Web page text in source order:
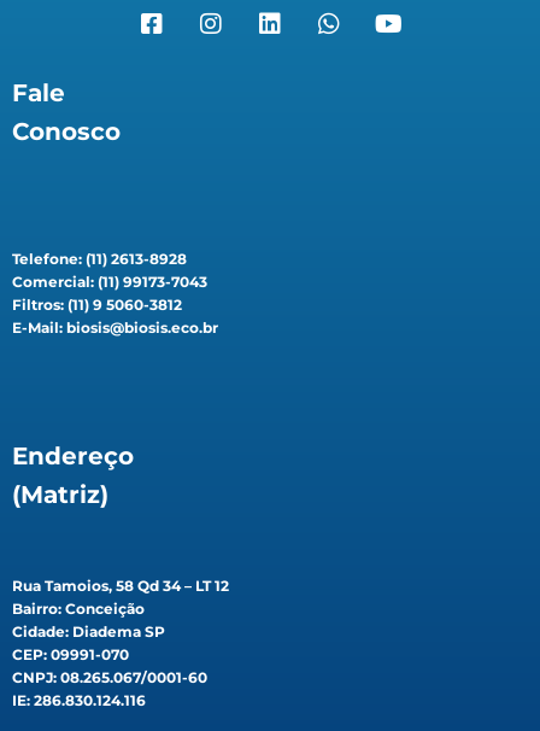
Fale
Conosco
Telefone: (11) 2613-8928
Comercial: (11) 99173-7043
Filtros: (11) 9 5060-3812
E-Mail: biosis@biosis.eco.br
Endereço
(Matriz)
Rua Tamoios, 58 Qd 34 – LT 12
Bairro: Conceição
Cidade: Diadema SP
CEP: 09991-070
CNPJ: 08.265.067/0001-60
IE: 286.830.124.116